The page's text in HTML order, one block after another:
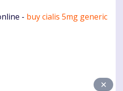
- buy cialis 5mg generic